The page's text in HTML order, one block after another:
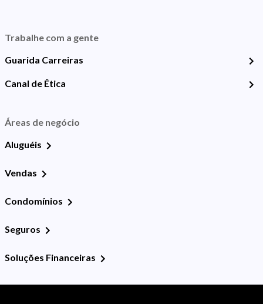
Trabalhe com a gente
Guarida Carreiras
Canal de Ética
Áreas de negócio
Aluguéis
Vendas
Condomínios
Seguros
Soluções Financeiras